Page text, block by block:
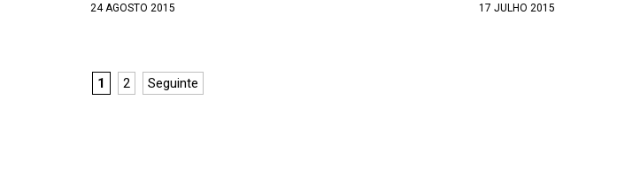
24 AGOSTO 2015 17 JULHO 2015
1 2 Seguinte